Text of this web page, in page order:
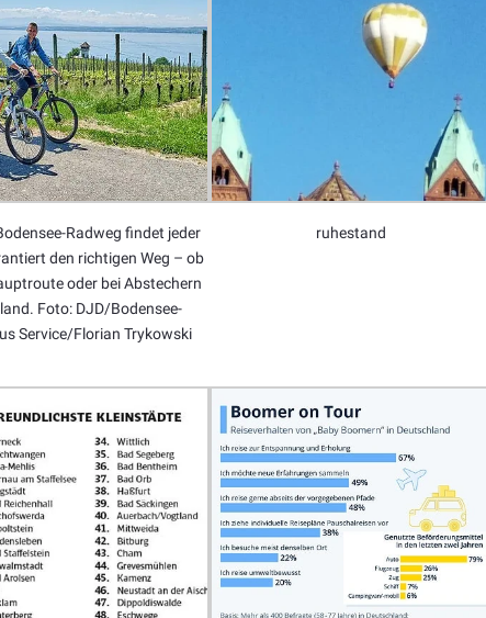
Radweg findet jeder
den richtigen Weg – ob
oder bei Abstechern
Foto: DJD/Bodensee-
Service/Florian Trykowski
ruhestand